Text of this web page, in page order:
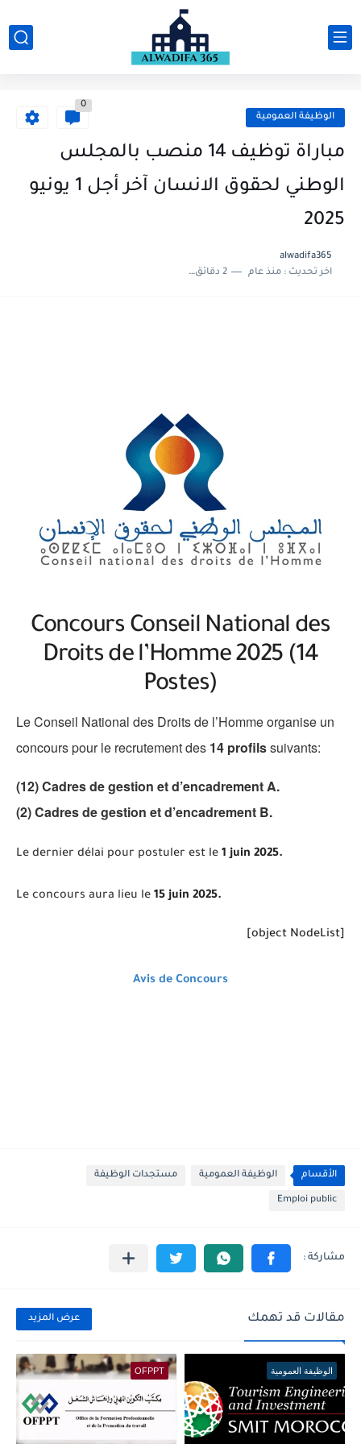
الوظيفة العمومية
0
مباراة توظيف 14 منصب بالمجلس
الوطني لحقوق الانسان آخر أجل 1 يونيو
2025
alwadifa365
اخر تحديث :منذ عام 2 دقائق للقراءة
Concours Conseil National des
Droits de l’Homme 2025 (14
Postes)
Le Conseil National des Droits de l’Homme organise un
concours pour le recrutement des 14 profilssuivants:
(12) Cadres de gestion et d’encadrement A.
(2) Cadres de gestion et d’encadrement B.
Le dernier délai pour postuler est le 1 juin 2025.
Le concours aura lieu le 15 juin 2025.
[object NodeList]
Avis de Concours
الأقسام الوظيفة العمومية مستجدات الوظيفة
Emploi public
مقالات قد تهمك عرض المزيد
الوظيفة العمومية OFPPT